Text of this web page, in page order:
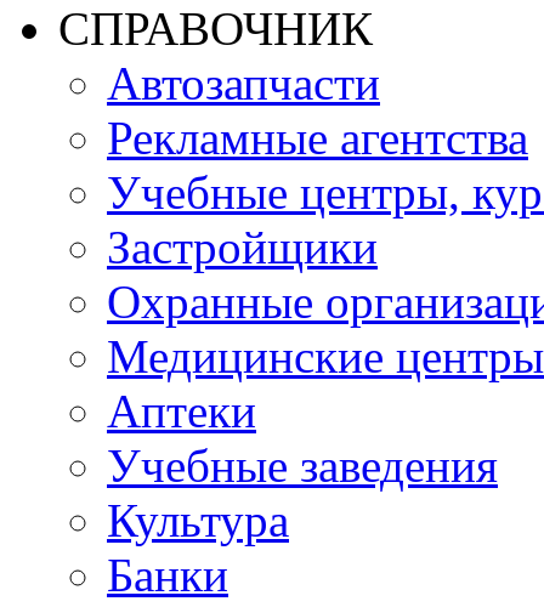
СПРАВОЧНИК
Автозапчасти
Рекламные агентства
Учебные центры,
Застройщики
Охранные
Медицинские центры
Аптеки
Учебные заведения
Культура
Банки